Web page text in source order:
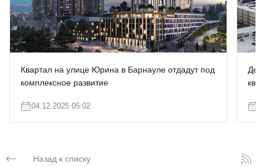
Квартал на улице Юрина в Барнауле отдадут под
комплексное развитие
04.12.2025 05:02
Назад к списку